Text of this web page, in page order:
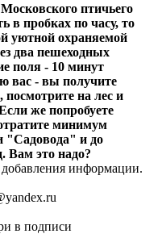
птичьего
в пробках по часу, то
уютной охраняемой
два пешеходных
поля - 10 минут
вас - вы получите
посмотрите на лес и
же попробуете
минимум
"Садовода" и до
Вам это надо?
информации.
в подписи